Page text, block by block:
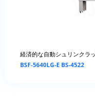
経済的な自動シュリンクラ
BSF-5640LG-E BS-4522